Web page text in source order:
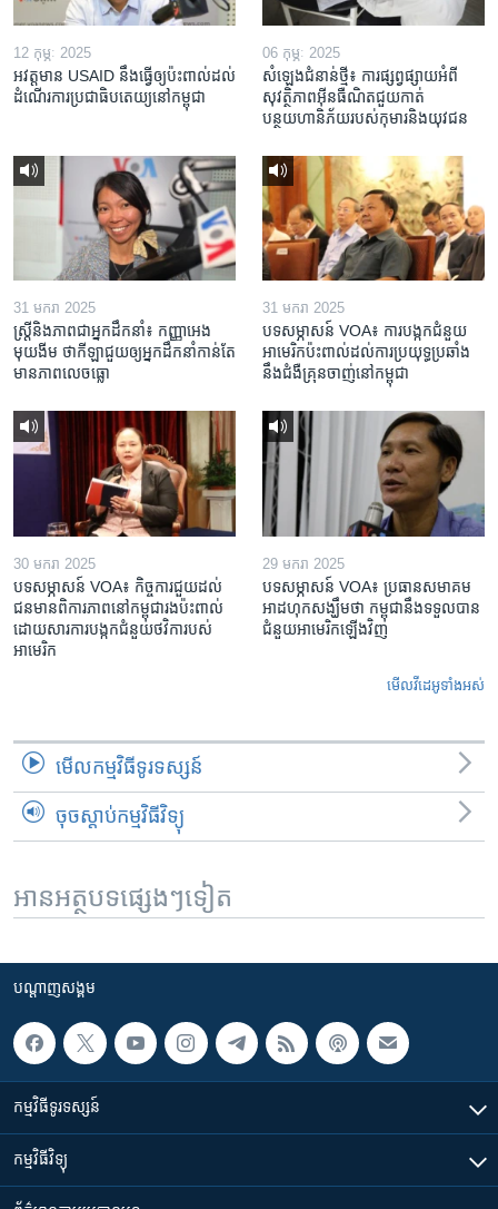
12 កុម្ភៈ 2025
អវត្តមាន USAID នឹងធ្វើឲ្យប៉ះពាល់ដល់
ដំណើរការប្រជាធិបតេយ្យនៅកម្ពុជា
06 កុម្ភៈ 2025
សំឡេងជំនាន់ថ្មី៖ ការផ្សព្វផ្សាយអំពី
សុវត្ថិភាពអ៊ីនធឺណិតជួយកាត់
បន្ថយហានិភ័យរបស់កុមារនិងយុវជន
31 មករា 2025
ស្រ្តី​និង​ភាព​ជា​អ្នក​ដឹកនាំ៖ កញ្ញា​អេង
មុយងីម ថា​កីឡា​ជួយឲ្យ​អ្នកដឹកនាំ​កាន់តែ​
មាន​ភាព​លេចធ្លោ
31 មករា 2025
បទសម្ភាសន៍ VOA៖ ការបង្កក​ជំនួយ​
អាមេរិក​ប៉ះពាល់ដល់​ការប្រយុទ្ធ​ប្រឆាំង​
នឹង​ជំងឺ​គ្រុនចាញ់​នៅ​កម្ពុជា
30 មករា 2025
បទសម្ភាសន៍ VOA៖ កិច្ចការ​ជួយ​ដល់​
ជន​មាន​ពិការភាព​នៅកម្ពុជា​រង​ប៉ះពាល់​
ដោយសារ​ការ​បង្កក​ជំនួយ​ថវិកា​របស់​
អាមេរិក
29 មករា 2025
បទសម្ភាសន៍ VOA៖ ប្រធាន​សមាគម​
អាដហុក​សង្ឃឹម​ថា កម្ពុជា​នឹង​ទទួល​បាន​
ជំនួយ​អាមេរិក​ឡើងវិញ
មើល​វីដេអូ​ទាំង​អស់
មើល​កម្មវិធី​ទូរទស្សន៍
ចុចស្តាប់កម្មវិធីវិទ្យុ
អានអត្ថបទផ្សេងៗទៀត
បណ្តាញ​សង្គម
កម្មវិធី​ទូរទស្សន៍
កម្មវិធី​វិទ្យុ